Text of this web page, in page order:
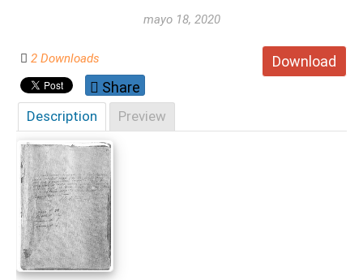
mayo 18, 2020
Download
2 Downloads
Share
Description Preview